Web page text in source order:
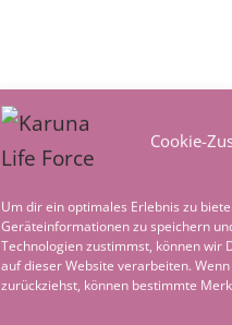
Cookie-
Um dir ein optimales Erlebnis zu
Geräteinformationen zu speichern
Technologien zustimmst, können wir
auf dieser Website verarbeiten.
zurückziehst, können bestimmte